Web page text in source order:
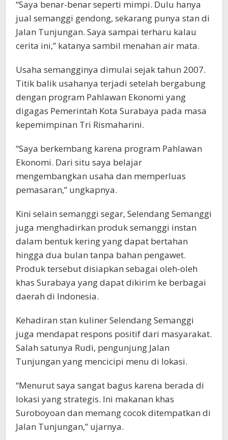
“Saya benar-benar seperti mimpi. Dulu hanya
jual semanggi gendong, sekarang punya stan di
Jalan Tunjungan. Saya sampai terharu kalau
cerita ini,” katanya sambil menahan air mata.
Usaha semangginya dimulai sejak tahun 2007.
Titik balik usahanya terjadi setelah bergabung
dengan program Pahlawan Ekonomi yang
digagas Pemerintah Kota Surabaya pada masa
kepemimpinan Tri Rismaharini.
“Saya berkembang karena program Pahlawan
Ekonomi. Dari situ saya belajar
mengembangkan usaha dan memperluas
pemasaran,” ungkapnya.
Kini selain semanggi segar, Selendang Semanggi
juga menghadirkan produk semanggi instan
dalam bentuk kering yang dapat bertahan
hingga dua bulan tanpa bahan pengawet.
Produk tersebut disiapkan sebagai oleh-oleh
khas Surabaya yang dapat dikirim ke berbagai
daerah di Indonesia.
Kehadiran stan kuliner Selendang Semanggi
juga mendapat respons positif dari masyarakat.
Salah satunya Rudi, pengunjung Jalan
Tunjungan yang mencicipi menu di lokasi.
“Menurut saya sangat bagus karena berada di
lokasi yang strategis. Ini makanan khas
Suroboyoan dan memang cocok ditempatkan di
Jalan Tunjungan,” ujarnya.